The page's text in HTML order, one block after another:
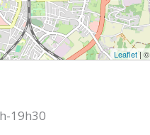
Leaflet| ©
19h30